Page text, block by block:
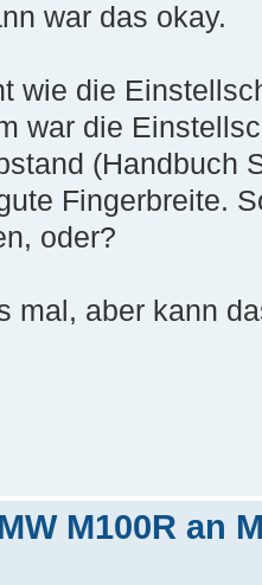
war das okay.
wie die
war die
(Handbuch
Fingerbreite.
oder?
mal, aber kann
M100R an